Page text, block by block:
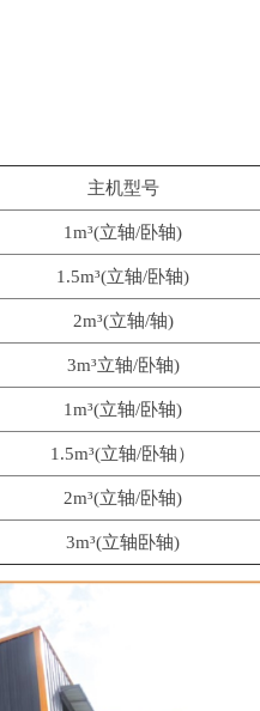
主机型号
1m³(立轴/卧轴)
1.5m³(立轴/卧轴)
2m³(立轴/轴)
3m³立轴/卧轴)
1m³(立轴/卧轴)
1.5m³(立轴/卧轴）
2m³(立轴/卧轴)
3m³(立轴卧轴)